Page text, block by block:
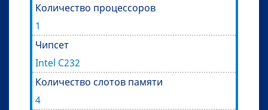
Количество процессоров
1
Чипсет
Intel C232
Количество слотов памяти
4